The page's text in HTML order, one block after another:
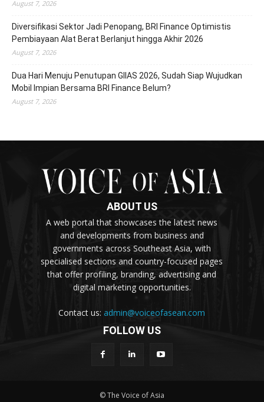
August 7, 2026
Diversifikasi Sektor Jadi Penopang, BRI Finance Optimistis
Pembiayaan Alat Berat Berlanjut hingga Akhir 2026
August 7, 2026
Dua Hari Menuju Penutupan GIIAS 2026, Sudah Siap Wujudkan
Mobil Impian Bersama BRI Finance Belum?
August 7, 2026
ABOUT US
A web portal that showcases the latest news
and developments from business and
governments across Southeast Asia, with
specialised sections and country-focused pages
that offer profiling, branding, advertising and
digital marketing opportunities.
Contact us:admin@voiceofasean.com
FOLLOW US
© The Voice of Asia